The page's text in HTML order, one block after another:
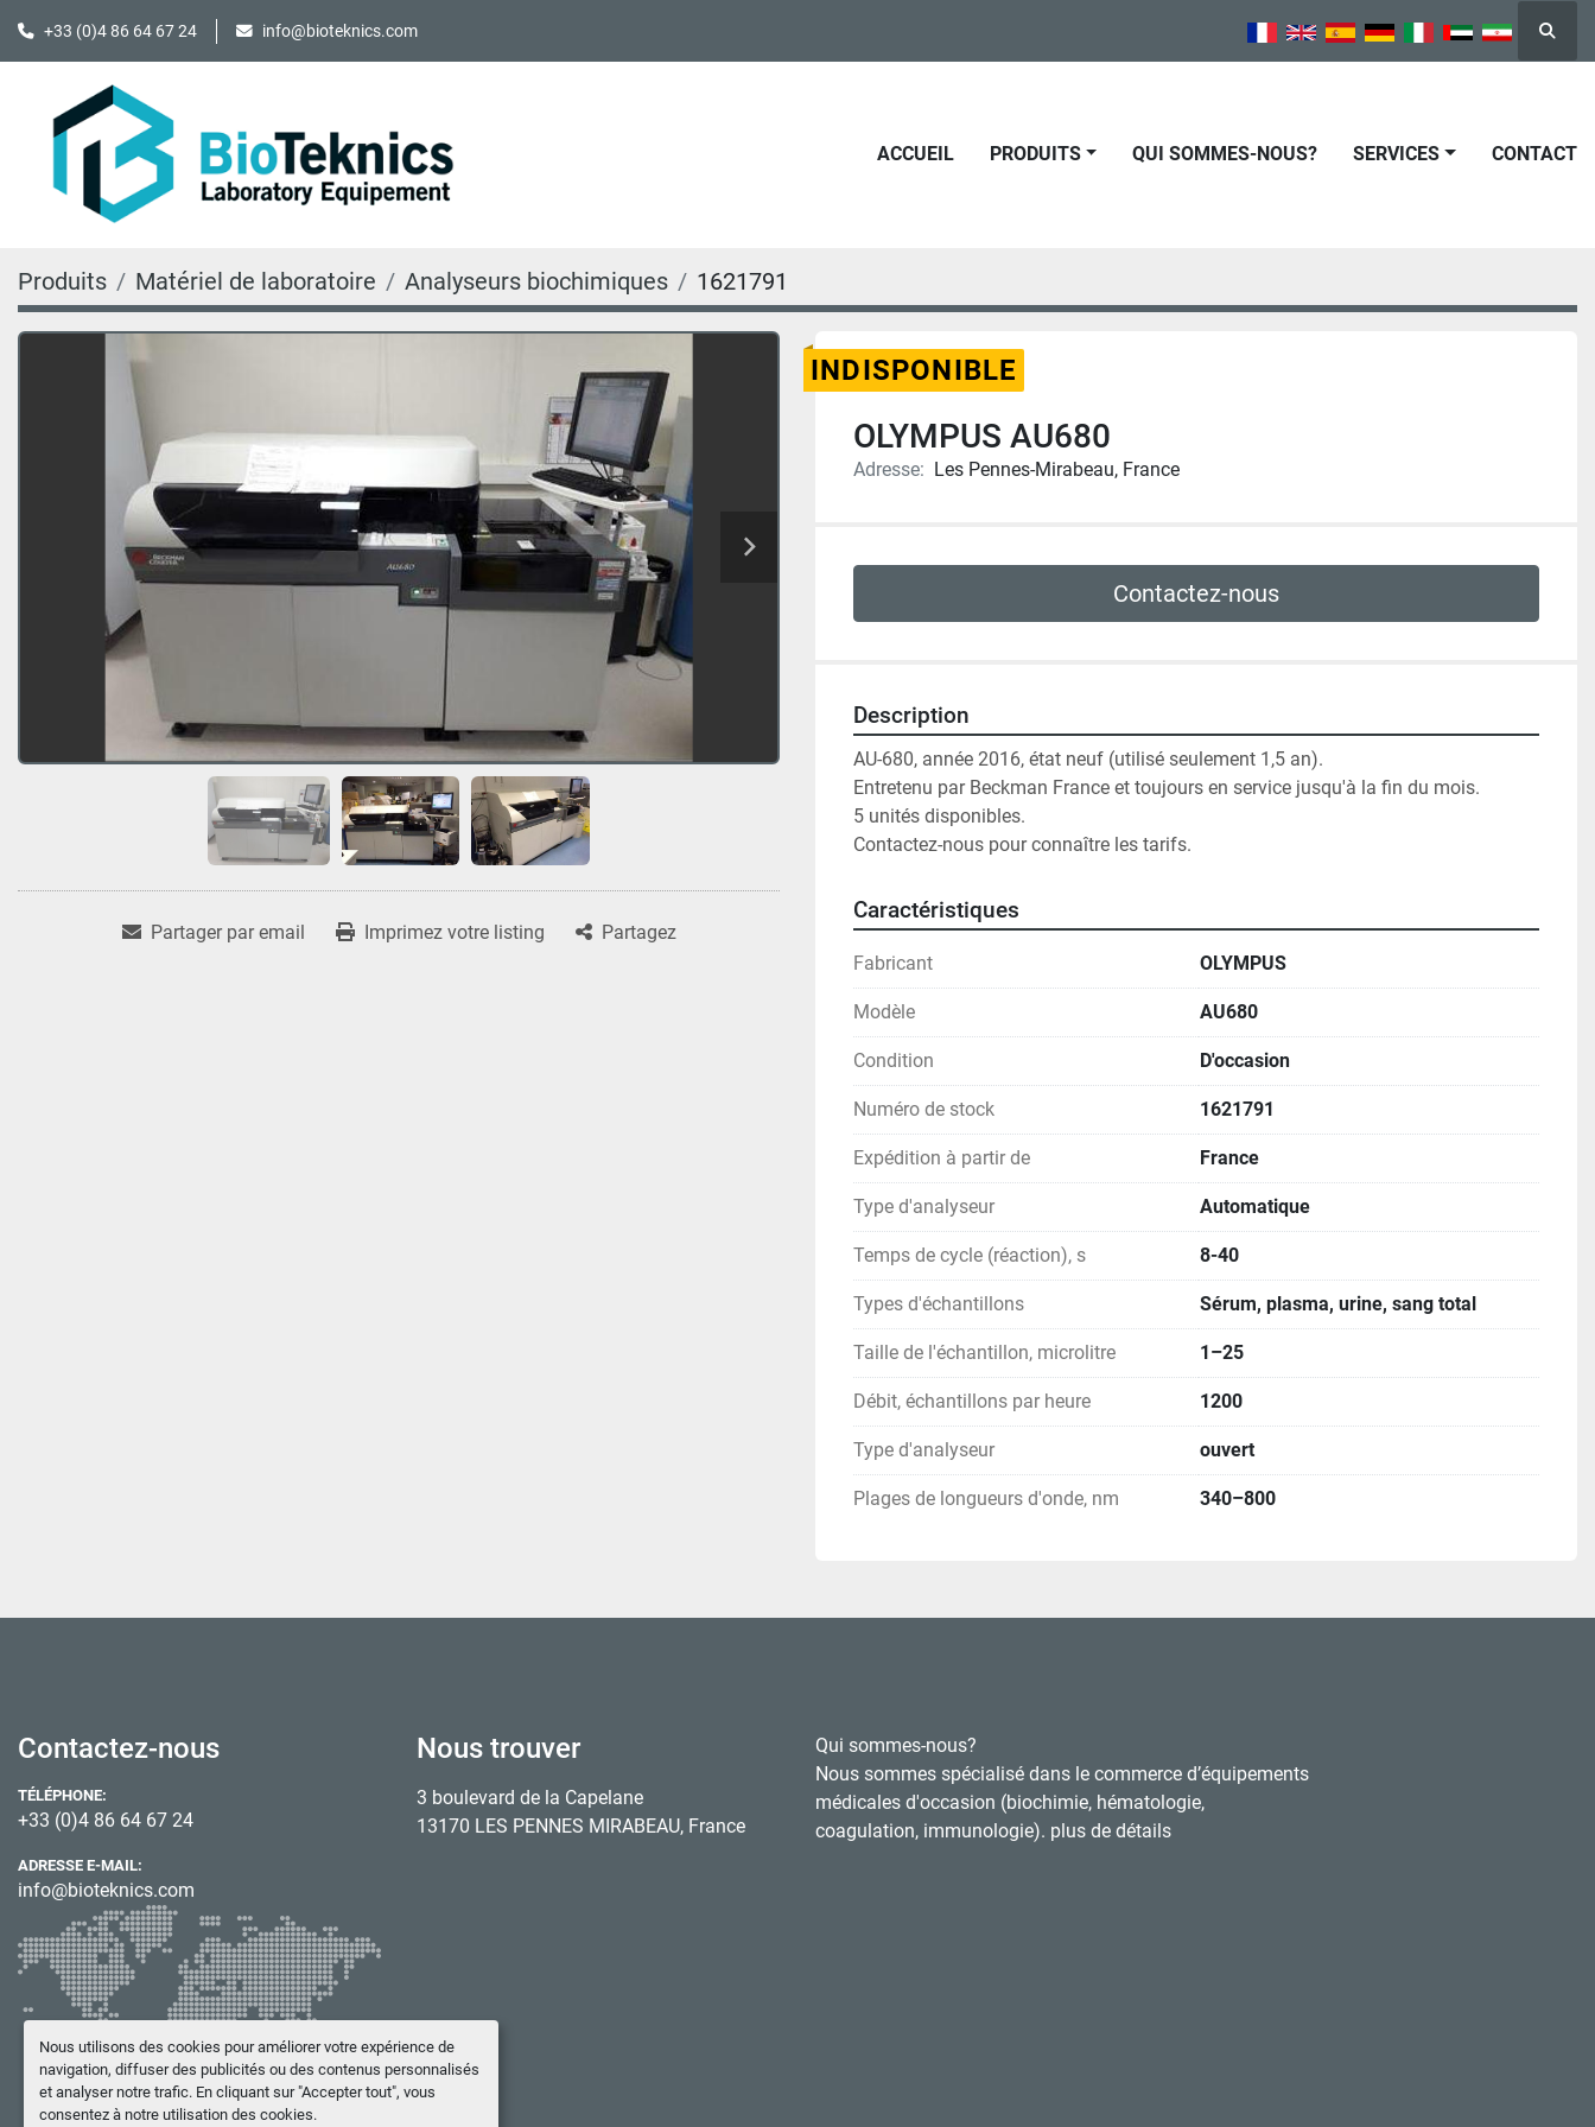
Nous utilisons des cookies pour améliorer votre expérience de
navigation, diffuser des publicités ou des contenus personnalisés
et analyser notre trafic. En cliquant sur "Accepter tout", vous
consentez à notre utilisation des cookies.
+33 (0)4 86 64 67 24 info@bioteknics.com
ACCUEIL PRODUITS QUI SOMMES-NOUS? SERVICES CONTACT
Produits Matériel de laboratoire Analyseurs biochimiques 1621791
Partager par email Imprimez votre listing Partagez
INDISPONIBLE
OLYMPUS AU680
Adresse: Les Pennes-Mirabeau, France
Contactez-nous
Description
AU-680, année 2016, état neuf (utilisé seulement 1,5 an).
Entretenu par Beckman France et toujours en service jusqu'à la fin du mois.
5 unités disponibles.
Contactez-nous pour connaître les tarifs.
Caractéristiques
Fabricant OLYMPUS
Modèle AU680
Condition D'occasion
Numéro de stock 1621791
Expédition à partir de France
Type d'analyseur Automatique
Temps de cycle (réaction), s 8-40
Types d'échantillons Sérum, plasma, urine, sang total
Taille de l'échantillon, microlitre 1–25
Débit, échantillons par heure 1200
Type d'analyseur ouvert
Plages de longueurs d'onde, nm 340–800
Contactez-nous
TÉLÉPHONE:
+33 (0)4 86 64 67 24
ADRESSE E-MAIL:
info@bioteknics.com
Nous trouver
3 boulevard de la Capelane
13170 LES PENNES MIRABEAU, France
Qui sommes-nous?
Nous sommes spécialisé dans le commerce d’équipements
médicales d'occasion (biochimie, hématologie,
coagulation, immunologie). plus de détails